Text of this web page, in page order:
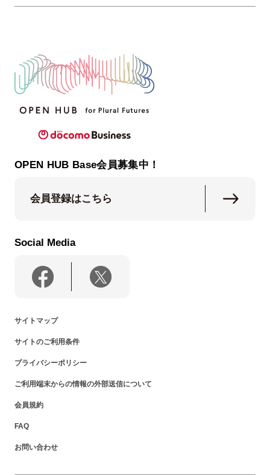
OPEN HUB Base会員募集中！
会員登録はこちら
Social Media
サイトマップ
サイトのご利用条件
プライバシーポリシー
ご利用端末からの情報の外部送信について
会員規約
FAQ
お問い合わせ